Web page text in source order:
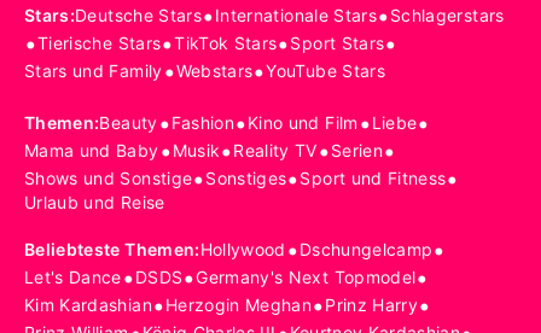
Stars:Deutsche Stars•Internationale Stars•Schlagerstars
•Tierische Stars•TikTok Stars•Sport Stars•
Stars und Family•Webstars•YouTube Stars
Themen:Beauty•Fashion•Kino und Film •Liebe•
Mama und Baby•Musik•Reality TV•Serien•
Shows und Sonstige•Sonstiges•Sport und Fitness•
Urlaub und Reise
Beliebteste Themen:Hollywood •Dschungelcamp•
Let's Dance•DSDS•Germany's Next Topmodel•
Kim Kardashian•Herzogin Meghan•Prinz Harry•